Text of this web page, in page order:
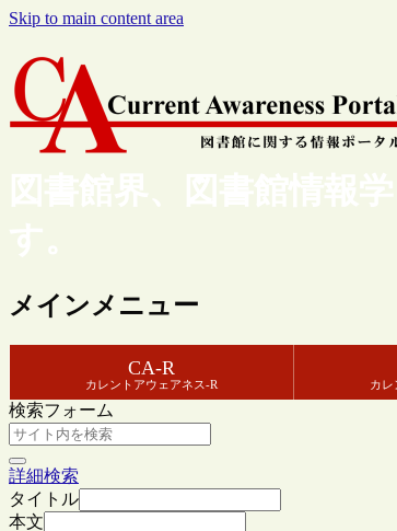
Skip to main content area
図書館界、図書館情報
す。
メインメニュー
CA-R
カレントアウェアネス-R カレ
検索フォーム
詳細検索
タイトル
本文